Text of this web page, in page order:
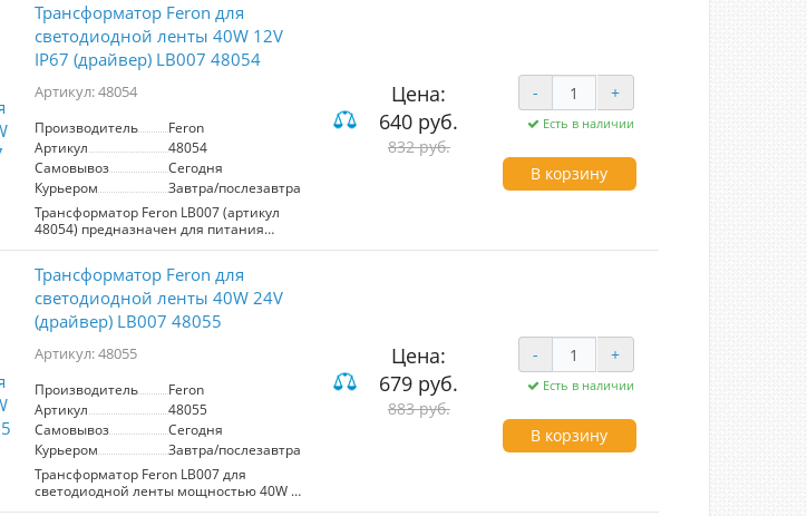
12В постоянный, обеспечивая
стабильную работу устройств.
Рекомендуется учитывать запас
мощности +20% для увеличения срока
службы. Компактный и безопасный,
подходит для использования в
Eleganz.
Трансформатор Feron для
светодиодной ленты 40W 12V
IP67 (драйвер) LB007 48054
Артикул: 48054
Производитель
Feron
Артикул
48054
Самовывоз
Сегодня
Курьером
Завтра/послезавтра
Трансформатор Feron LB007 (артикул
48054) предназначен для питания
светодиодных лент. Обеспечивает
до 40 Вт. Имеет степень защиты IP67,
что гарантирует защиту от влаги и
пыли, что делает его идеальным для
использования как в помещениях, так
и на улице. Надежный и эффективный
драйвер для стабильной работы
Цена:
640 руб.
832 руб.
- +
Есть в наличии
В корзину
Трансформатор Feron для
светодиодной ленты 40W 24V
(драйвер) LB007 48055
Артикул: 48055
Производитель
Feron
Артикул
48055
Самовывоз
Сегодня
Курьером
Завтра/послезавтра
Трансформатор Feron LB007 для
светодиодной ленты мощностью 40W и
напряжением 24V. Обладает степенью
Цена:
679 руб.
883 руб.
- +
Есть в наличии
В корзину